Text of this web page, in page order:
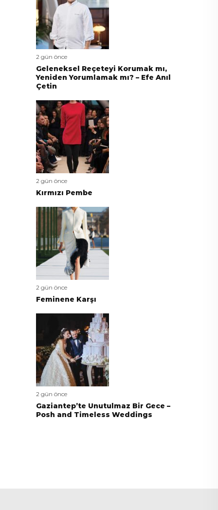
2 gün önce
Geleneksel Reçeteyi Korumak mı,
Yeniden Yorumlamak mı? – Efe Anıl
Çetin
2 gün önce
Kırmızı Pembe
2 gün önce
Feminene Karşı
2 gün önce
Gaziantep’te Unutulmaz Bir Gece –
Posh and Timeless Weddings